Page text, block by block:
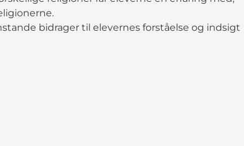
bidrager til elevernes forståelse og indsigt